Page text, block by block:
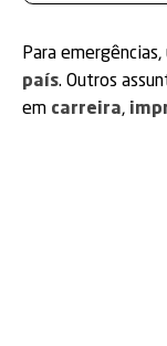
Para
país. Outros
em carreira,